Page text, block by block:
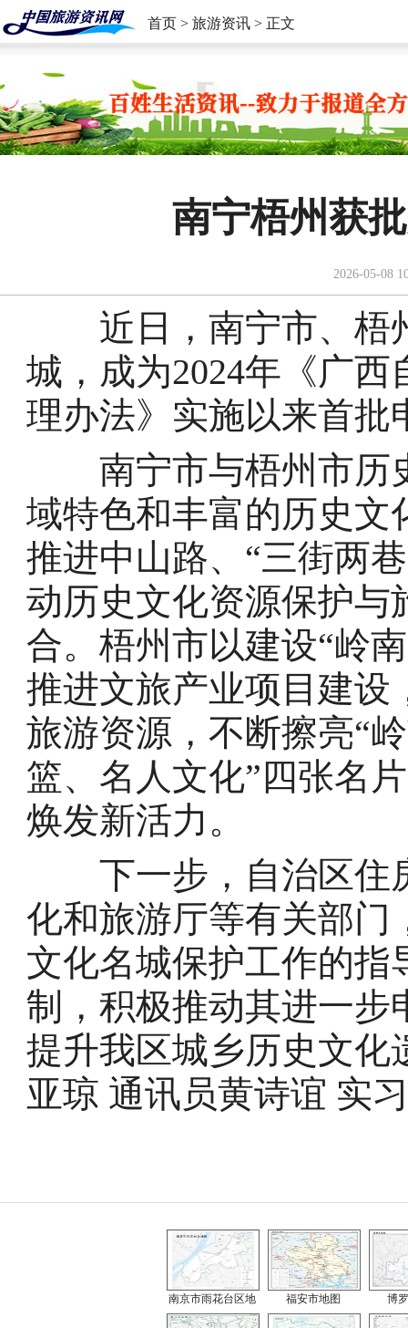
首页 > 旅游资讯 > 正文
南宁梧州获
2026-05-08
近日，南宁市、梧
城，成为2024年《广
理办法》实施以来首批
南宁市与梧州市历
域特色和丰富的历史文
推进中山路、“三街两
动历史文化资源保护与
合。梧州市以建设“岭
推进文旅产业项目建设
旅游资源，不断擦亮“
篮、名人文化”四张名
焕发新活力。
下一步，自治区住
化和旅游厅等有关部门
文化名城保护工作的指
制，积极推动其进一步
提升我区城乡历史文化
亚琼 通讯员黄诗谊 实
南京市雨花台区地 福安市地图 博